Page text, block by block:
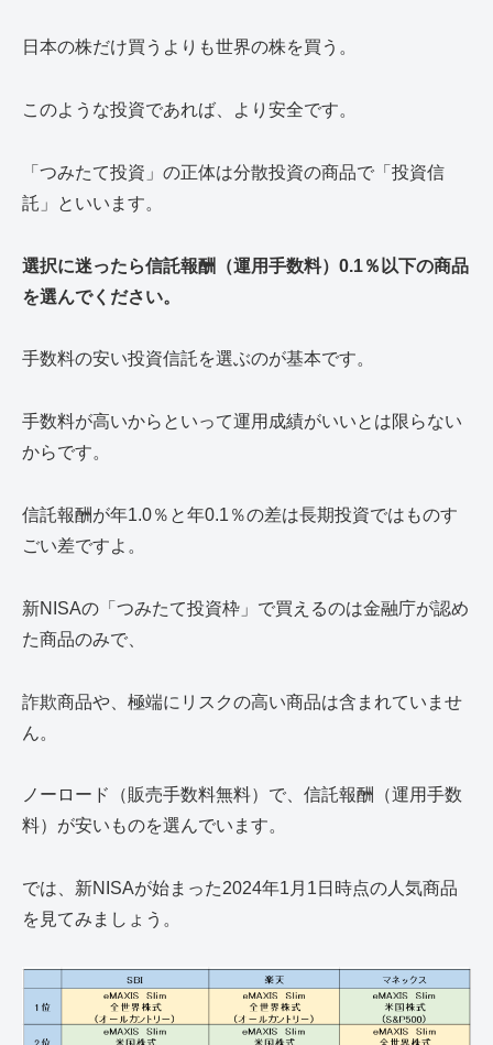
日本の株だけ買うよりも世界の株を買う。
このような投資であれば、より安全です。
「つみたて投資」の正体は分散投資の商品で「投資信
託」といいます。
選択に迷ったら信託報酬（運用手数料）0.1％以下の商品
を選んでください。
手数料の安い投資信託を選ぶのが基本です。
手数料が高いからといって運用成績がいいとは限らない
からです。
信託報酬が年1.0％と年0.1％の差は長期投資ではものす
ごい差ですよ。
新NISAの「つみたて投資枠」で買えるのは金融庁が認め
た商品のみで、
詐欺商品や、極端にリスクの高い商品は含まれていませ
ん。
ノーロード（販売手数料無料）で、信託報酬（運用手数
料）が安いものを選んでいます。
では、新NISAが始まった2024年1月1日時点の人気商品
を見てみましょう。